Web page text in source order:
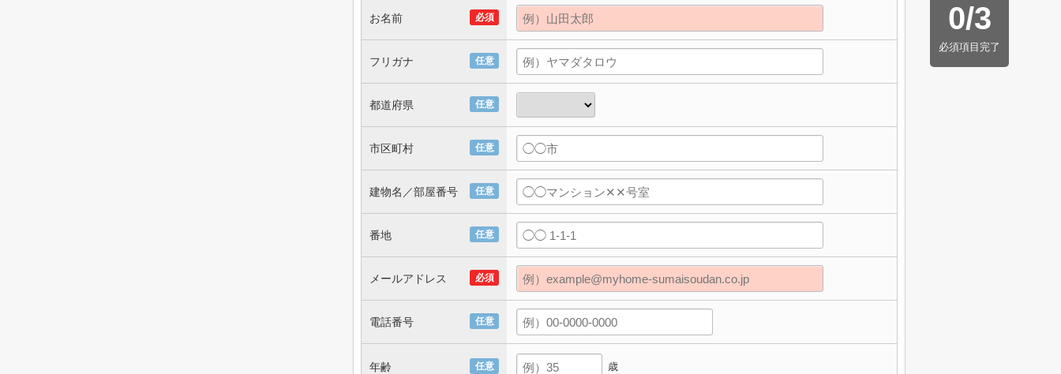
0/3
必須項目完了
必須
お名前
任意
フリガナ
任意
都道府県
任意
市区町村
任意
建物名／部屋番号
任意
番地
必須
メールアドレス
任意
電話番号
任意
年齢 歳